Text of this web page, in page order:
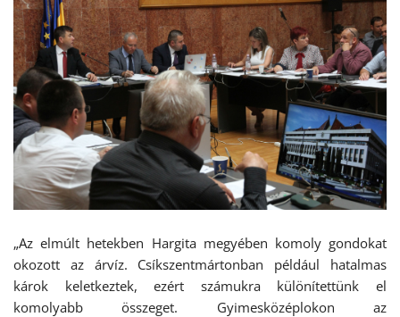
„Az elmúlt hetekben Hargita megyében komoly gondokat
okozott az árvíz. Csíkszentmártonban például hatalmas
károk keletkeztek, ezért számukra különítettünk el
komolyabb összeget. Gyimesközéplokon az